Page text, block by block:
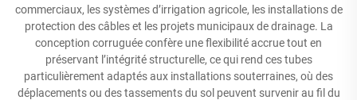
commerciaux, les systèmes d’irrigation agricole, les installations de
protection des câbles et les projets municipaux de drainage. La
conception corruguée confère une flexibilité accrue tout en
préservant l’intégrité structurelle, ce qui rend ces tubes
particulièrement adaptés aux installations souterraines, où des
déplacements ou des tassements du sol peuvent survenir au fil du